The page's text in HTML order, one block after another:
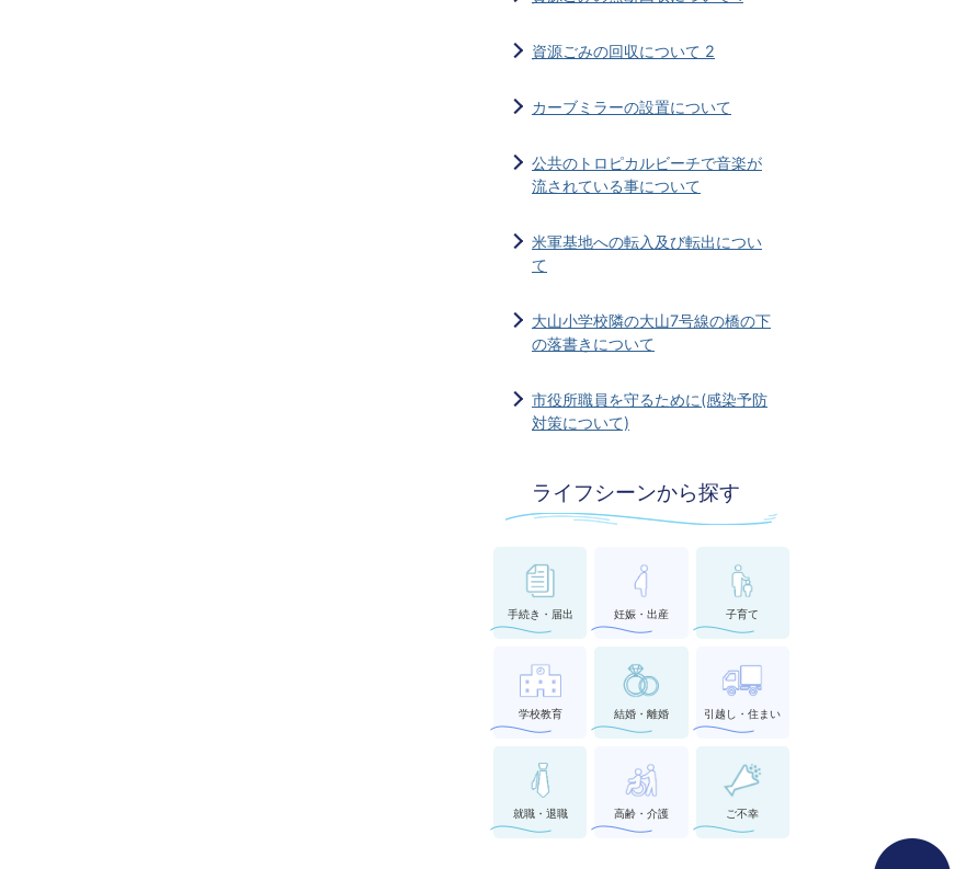
資源ごみの回収について 2
カーブミラーの設置について
公共のトロピカルビーチで音楽が
流されている事について
米軍基地への転入及び転出につい
て
大山小学校隣の大山7号線の橋の下
の落書きについて
市役所職員を守るために(感染予防
対策について)
ライフシーンから探す
手続き・届出 妊娠・出産 子育て
学校教育 結婚・離婚 引越し・住まい
就職・退職 高齢・介護 ご不幸